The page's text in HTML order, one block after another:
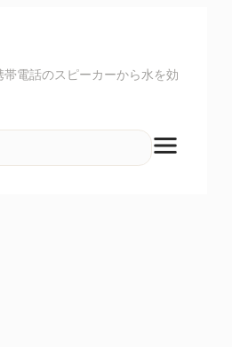
帯電話のスピーカーから水を効